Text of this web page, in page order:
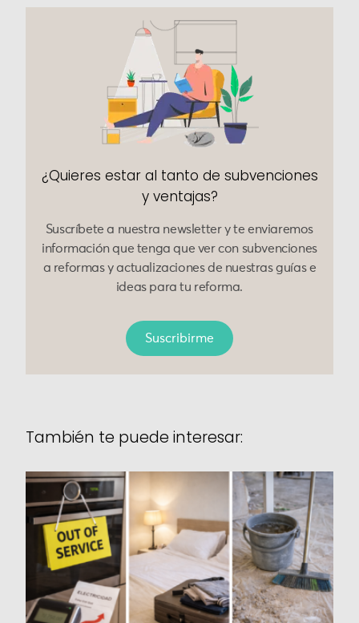
¿Quieres estar al tanto de subvenciones
y ventajas?
Suscríbete a nuestra newsletter y te enviaremos
información que tenga que ver con subvenciones
a reformas y actualizaciones de nuestras guías e
ideas para tu reforma.
Suscribirme
También te puede interesar: